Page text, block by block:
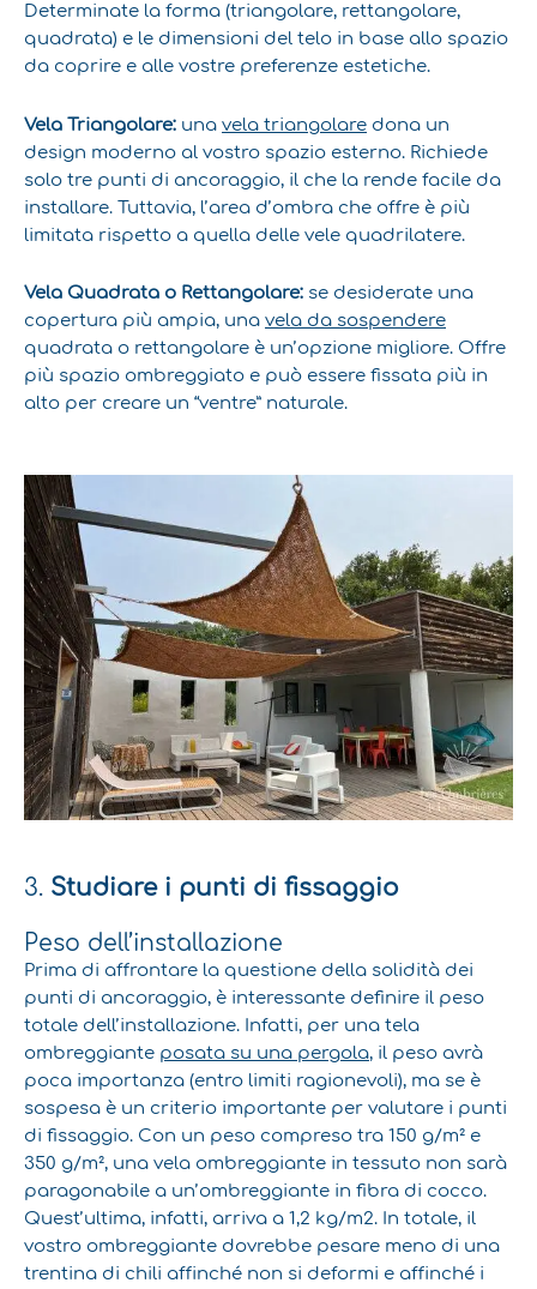
Determinate la forma (triangolare, rettangolare,
quadrata) e le dimensioni del telo in base allo spazio
da coprire e alle vostre preferenze estetiche.
Vela Triangolare: una vela triangolare dona un
design moderno al vostro spazio esterno. Richiede
solo tre punti di ancoraggio, il che la rende facile da
installare. Tuttavia, l’area d’ombra che offre è più
limitata rispetto a quella delle vele quadrilatere.
Vela Quadrata o Rettangolare: se desiderate una
copertura più ampia, una vela da sospendere
quadrata o rettangolare è un’opzione migliore. Offre
più spazio ombreggiato e può essere fissata più in
alto per creare un “ventre” naturale.
3. Studiare i punti di fissaggio
Peso dell’installazione
Prima di affrontare la questione della solidità dei
punti di ancoraggio, è interessante definire il peso
totale dell’installazione. Infatti, per una tela
ombreggiante posata su una pergola, il peso avrà
poca importanza (entro limiti ragionevoli), ma se è
sospesa è un criterio importante per valutare i punti
di fissaggio. Con un peso compreso tra 150 g/m² e
350 g/m², una vela ombreggiante in tessuto non sarà
paragonabile a un’ombreggiante in fibra di cocco.
Quest’ultima, infatti, arriva a 1,2 kg/m2. In totale, il
vostro ombreggiante dovrebbe pesare meno di una
trentina di chili affinché non si deformi e affinché i